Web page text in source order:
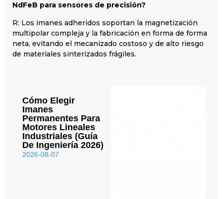
NdFeB para sensores de precisión?
R: Los imanes adheridos soportan la magnetización
multipolar compleja y la fabricación en forma de forma
neta, evitando el mecanizado costoso y de alto riesgo
de materiales sinterizados frágiles.
Cómo Elegir
Imanes
Permanentes Para
Motores Lineales
Industriales (Guía
De Ingeniería 2026)
2026-08-07